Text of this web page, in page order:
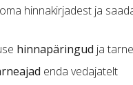
hinnakirjadest ja
hinnapäringud ja
enda vedajatelt